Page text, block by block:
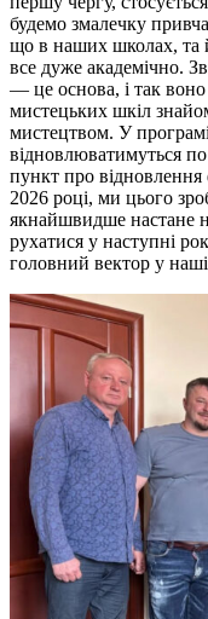
будемо змалечку
що в наших школах, та й
все дуже академічно.
— це основа, і так
мистецьких шкіл
мистецтвом. У
відновлюватимуться
пункт про відновлення
2026 році, ми цього
якнайшвидше настане
рухатися у наступні
головний вектор у